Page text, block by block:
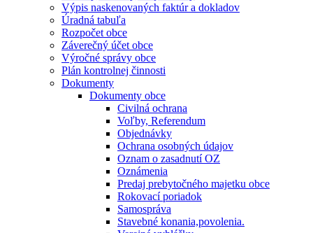
Výpis naskenovaných faktúr a dokladov
Úradná tabuľa
Rozpočet obce
Záverečný účet obce
Výročné správy obce
Plán kontrolnej činnosti
Dokumenty
Dokumenty obce
Civilná ochrana
Voľby, Referendum
Objednávky
Ochrana osobných údajov
Oznam o zasadnutí OZ
Oznámenia
Predaj prebytočného majetku obce
Rokovací poriadok
Samospráva
Stavebné konania,povolenia.